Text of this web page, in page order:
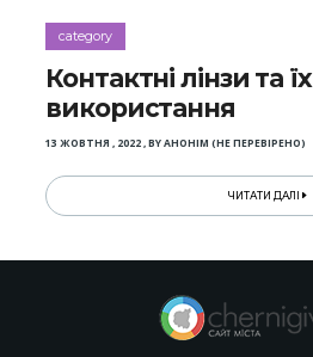
category
Контактні лінзи та їх
використання
13 ЖОВТНЯ , 2022,BYАНОНІМ (НЕ ПЕРЕВІРЕНО)
ЧИТАТИ ДАЛІ